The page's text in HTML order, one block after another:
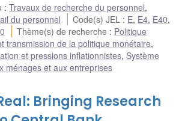
: Travaux de recherche du personnel,
du personnel
Code(s) JEL : E, E4, E40,
Thème(s) de recherche : Politique
transmission de la politique monétaire,
et pressions inflationnistes, Système
ménages et aux entreprises
Bringing Research